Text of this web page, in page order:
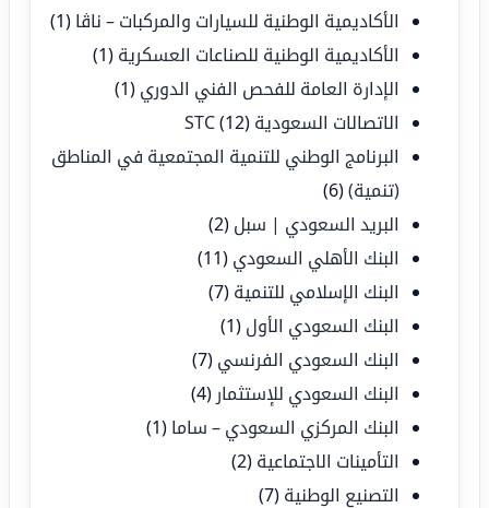
الأكاديمية الوطنية للسيارات والمركبات – ناڤا (1)
الأكاديمية الوطنية للصناعات العسكرية (1)
الإدارة العامة للفحص الفني الدوري (1)
الاتصالات السعودية STC (12)
البرنامج الوطني للتنمية المجتمعية في المناطق
(تنمية)(6)
البريد السعودي | سبل (2)
البنك الأهلي السعودي (11)
البنك الإسلامي للتنمية (7)
البنك السعودي الأول (1)
البنك السعودي الفرنسي (7)
البنك السعودي للإستثمار (4)
البنك المركزي السعودي – ساما (1)
التأمينات الاجتماعية (2)
التصنيع الوطنية (7)